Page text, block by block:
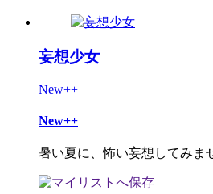
妄想少女
New++
New++
暑い夏に、怖い妄想してみま